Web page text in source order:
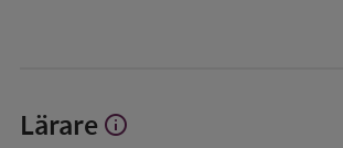
Lärare Visa
info